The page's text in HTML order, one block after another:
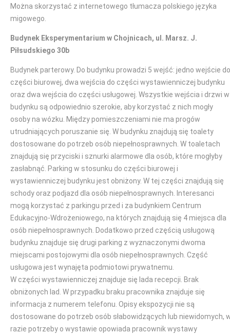
Można skorzystać z internetowego tłumacza polskiego języka
migowego.
Budynek Eksperymentarium w Chojnicach, ul. Marsz. J.
Piłsudskiego 30b
Budynek parterowy. Do budynku prowadzi 5 wejść: jedno wejście do
części biurowej, dwa wejścia do części wystawienniczej budynku
oraz dwa wejścia do części usługowej. Wszystkie wejścia i drzwi w
budynku są odpowiednio szerokie, aby korzystać z nich mogły
osoby na wózku. Między pomieszczeniami nie ma progów
utrudniających poruszanie się. W budynku znajdują się toalety
dostosowane do potrzeb osób niepełnosprawnych. W toaletach
znajdują się przyciski i sznurki alarmowe dla osób, które mogłyby
zasłabnąć. Parking w stosunku do części biurowej i
wystawienniczej budynku jest obniżony. W tej części znajdują się
schody oraz podjazd dla osób niepełnosprawnych. Interesanci
mogą korzystać z parkingu przed i za budynkiem Centrum
Edukacyjno-Wdrożeniowego, na których znajdują się 4 miejsca dla
osób niepełnosprawnych. Dodatkowo przed częścią usługową
budynku znajduje się drugi parking z wyznaczonymi dwoma
miejscami postojowymi dla osób niepełnosprawnych. Część
usługowa jest wynajęta podmiotowi prywatnemu.
W części wystawienniczej znajduje się lada recepcji. Brak
obniżonych lad. W przypadku braku pracownika znajduje się
informacja z numerem telefonu. Opisy ekspozycji nie są
dostosowane do potrzeb osób słabowidzących lub niewidomych,
razie potrzeby o wystawie opowiada pracownik wystawy